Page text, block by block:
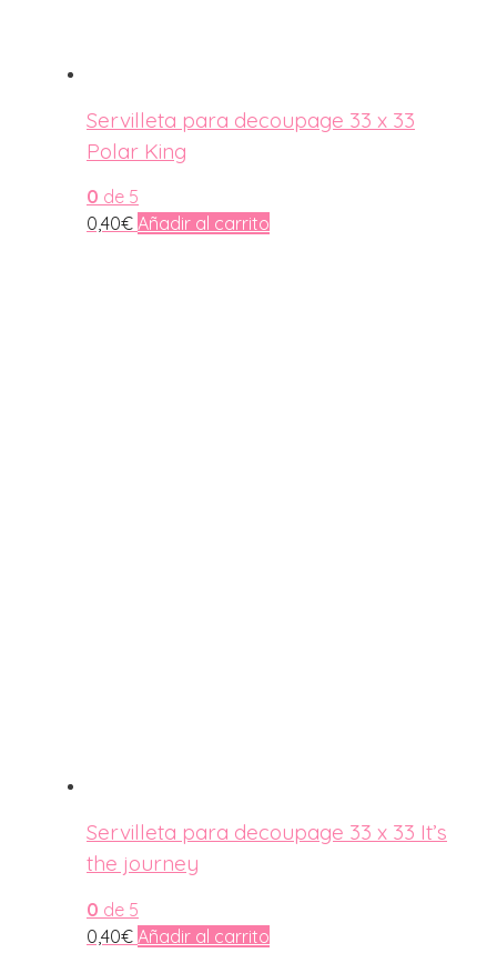
Servilleta para decoupage 33 x 33
Polar King
0 de 5
0,40€ Añadir al carrito
Servilleta para decoupage 33 x 33 It’s
the journey
0 de 5
0,40€ Añadir al carrito